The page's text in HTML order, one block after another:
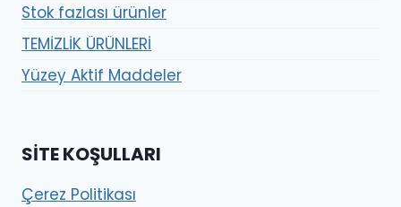
Stok fazlası ürünler
TEMİZLİK ÜRÜNLERİ
Yüzey Aktif Maddeler
SITE KOŞULLARI
Çerez Politikası